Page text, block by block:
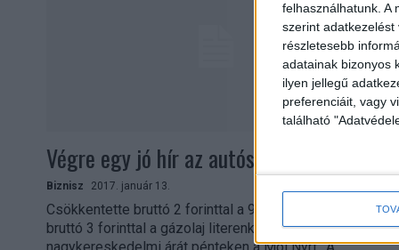
felhasználhatunk. A
szerint
részletesebb
adatainak bizonyos
ilyen jellegű
preferenciáit, vagy
található
Végre egy jó hír az autósoknak
Biznisz 2017. január 13.
Csökkentette bruttó 2 forinttal a 95-ös benzin és
bruttó 3 forinttal a gázolaj literenkénti